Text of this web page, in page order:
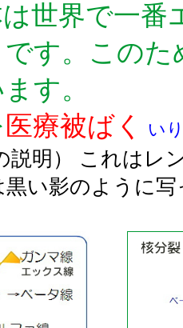
世界で一番
です。この
す。
医療被ばく い
説明） これはレ
黒い影のように